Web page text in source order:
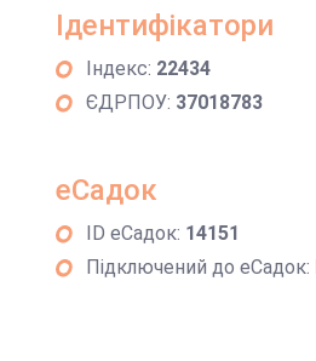
Ідентифікатори
Індекс: 22434
ЄДРПОУ: 37018783
еСадок
ID еСадок: 14151
Підключений до еСадок: